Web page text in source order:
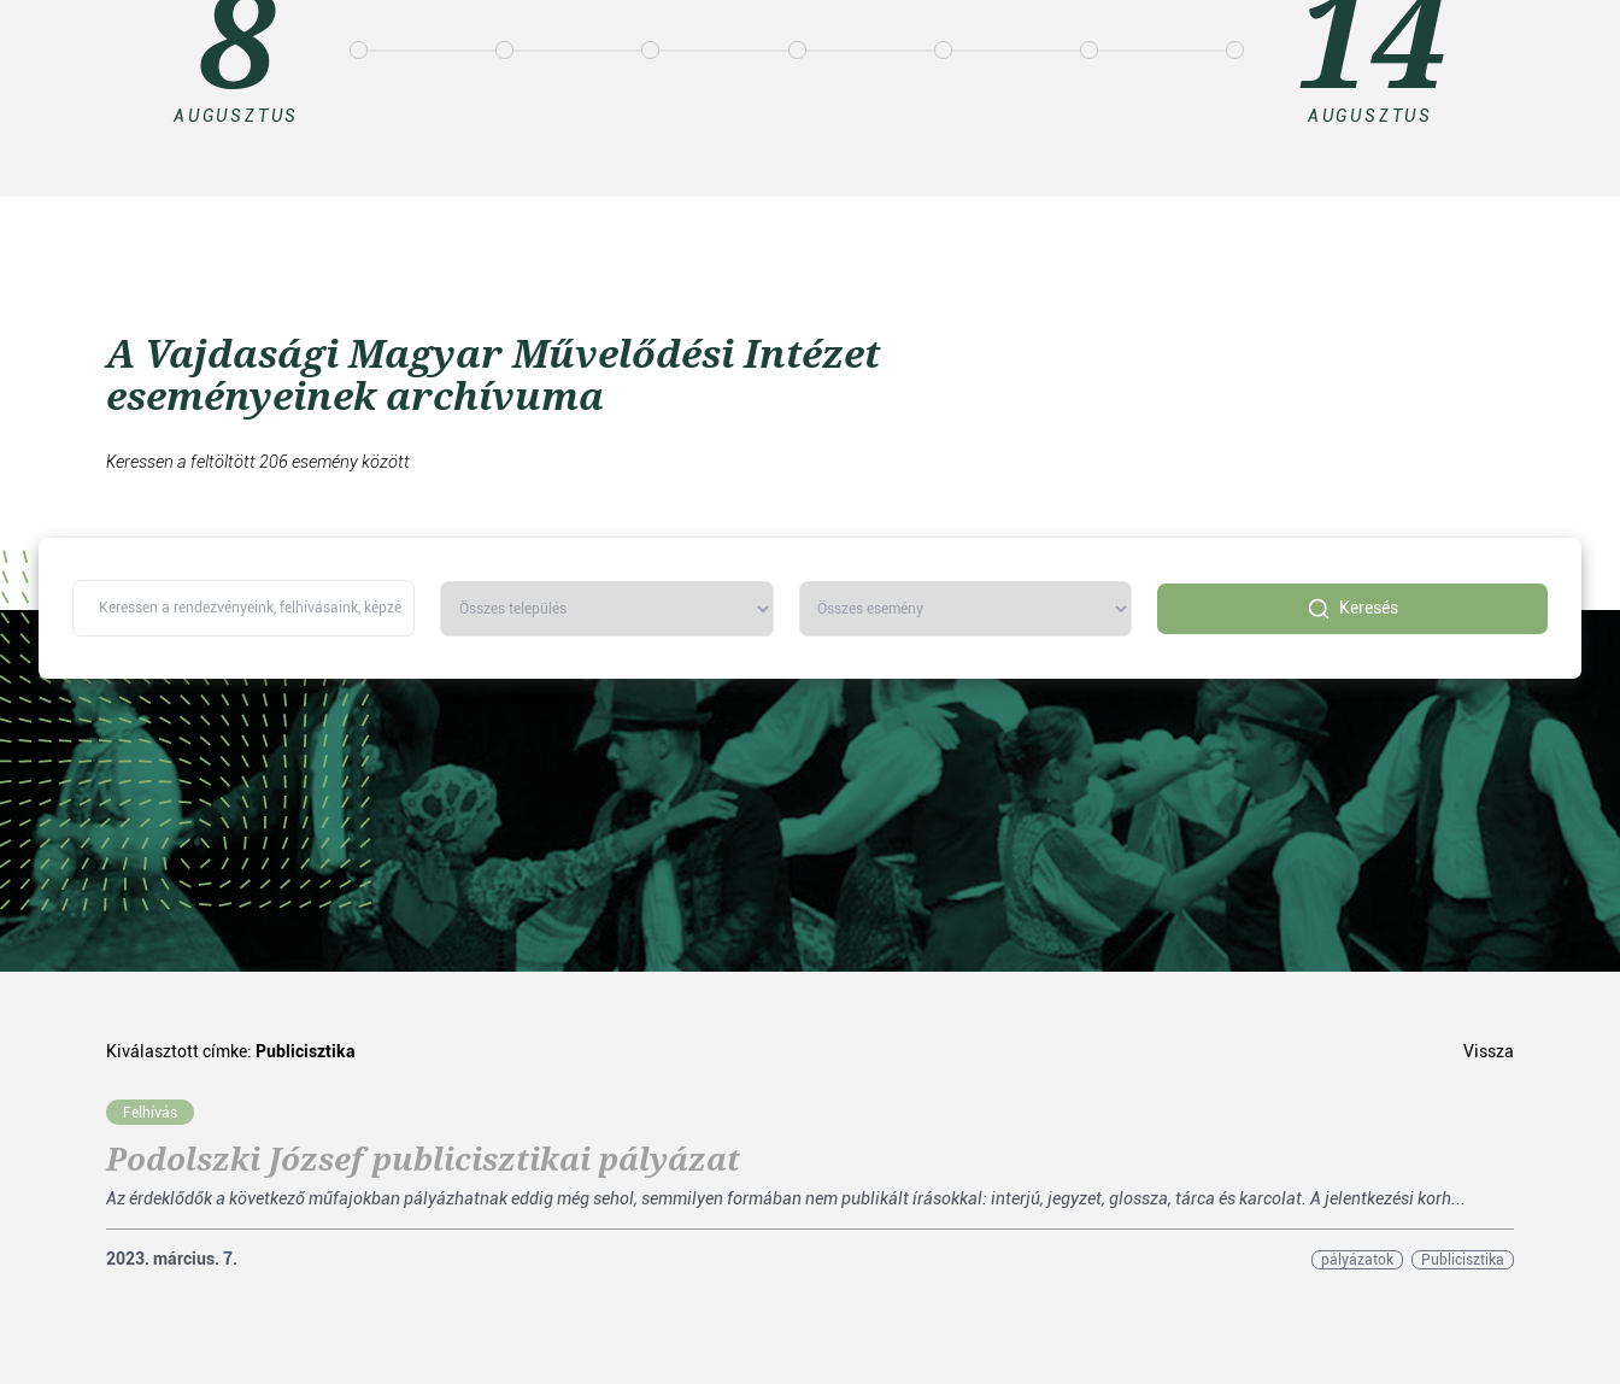
AUGUSZTUS AUGUSZTUS
A Vajdasági Magyar Művelődési Intézet
eseményeinek archívuma
Keressen a feltöltött 206 esemény között
Keresés
Kiválasztott címke: Publicisztika Vissza
Felhívás
Podolszki József publicisztikai pályázat
Az érdeklődők a következő műfajokban pályázhatnak eddig még sehol, semmilyen formában nem publikált írásokkal: interjú, jegyzet, glossza, tárca és karcolat. A jelentkezési korh...
2023. március. 7. pályázatok Publicisztika